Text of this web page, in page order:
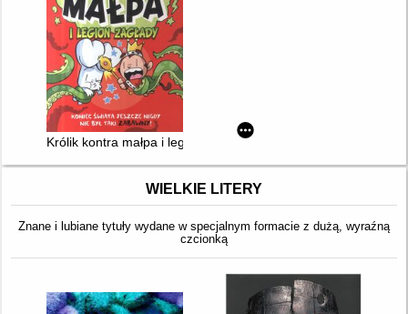
Królik kontra małpa i legion zagłady
WIELKIE LITERY
Znane i lubiane tytuły wydane w specjalnym formacie z dużą, wyraźną
czcionką